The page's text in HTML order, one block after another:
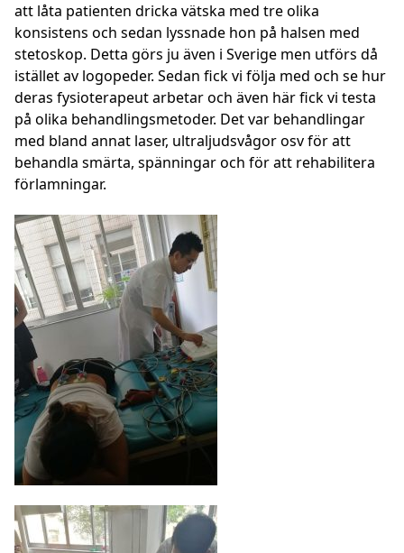
att låta patienten dricka vätska med tre olika
konsistens och sedan lyssnade hon på halsen med
stetoskop. Detta görs ju även i Sverige men utförs då
istället av logopeder. Sedan fick vi följa med och se hur
deras fysioterapeut arbetar och även här fick vi testa
på olika behandlingsmetoder. Det var behandlingar
med bland annat laser, ultraljudsvågor osv för att
behandla smärta, spänningar och för att rehabilitera
förlamningar.